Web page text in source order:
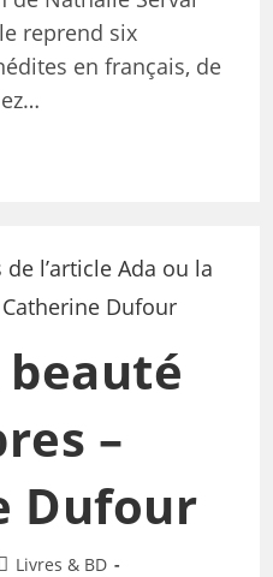
reprend six
en français, de
–
Dufour
Livres & BD